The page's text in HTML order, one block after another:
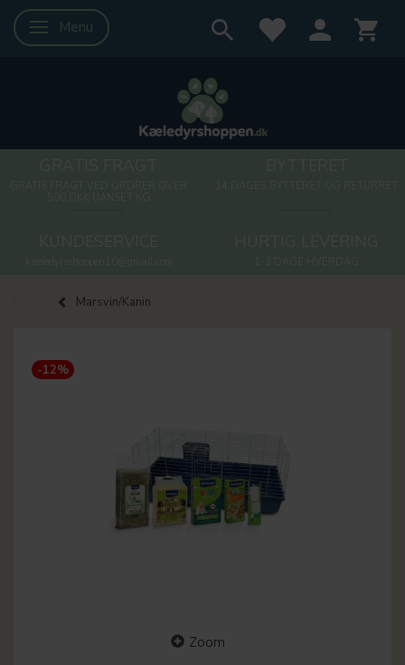
Skifte navigation
Menu
Marsvin/Kanin
-12%
Zoom